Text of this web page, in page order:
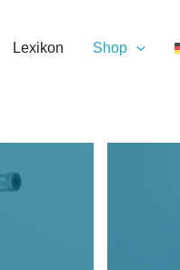
Lexikon Shop